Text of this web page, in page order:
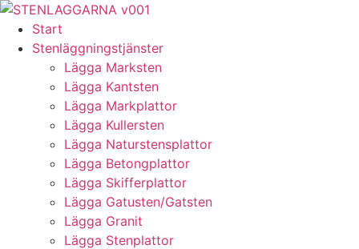
Skip
content
Start
Stenläggningstjänster
Lägga Marksten
Lägga Kantsten
Lägga Markplattor
Lägga Kullersten
Lägga Naturstensplattor
Lägga Betongplattor
Lägga Skifferplattor
Lägga Gatusten/Gatsten
Lägga Granit
Lägga Stenplattor